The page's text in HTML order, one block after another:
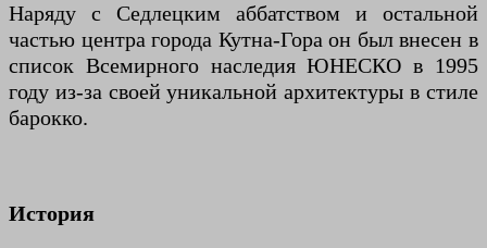
Наряду с Седлецким аббатством и остальной
частью центра города Кутна-Гора он был внесен в
список Всемирного наследия ЮНЕСКО в 1995
году из-за своей уникальной архитектуры в стиле
барокко.
История